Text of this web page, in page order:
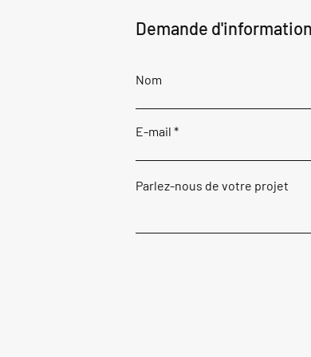
Demande
Nom
E-mail
Parlez-nous de votre projet